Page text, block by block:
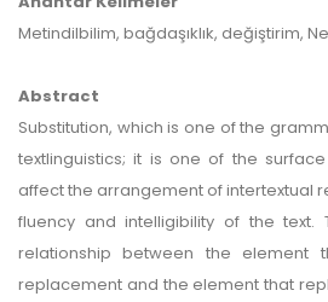
Metindilbilim, bağdaşıklık, değiştirim,
Abstract
Substitution, which is one of the
textlinguistics; it is one of the
affect the arrangement of intertextual
fluency and intelligibility of the text.
relationship between the element
replacement and the element that